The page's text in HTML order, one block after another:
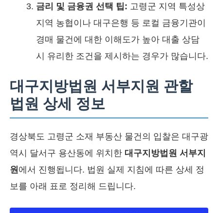
금리 및 금융권 선택 팁: 고령군 지역 특성상
지역 농협이나 대구은행 등 로컬 금융기관이
경매 물건에 대한 이해도가 높아 대출 상담
시 유리한 조건을 제시하는 경우가 많습니다.
대구지방법원 서부지원 관할
법원 상세 정보
경상북도 고령군 소재 부동산 물건의 입찰은 대구광
역시 달서구 용산동에 위치한 대구지방법원 서부지
원 에서 진행됩니다. 법원 실제 지침에 따른 상세 정
보를 아래 표로 정리해 드립니다.